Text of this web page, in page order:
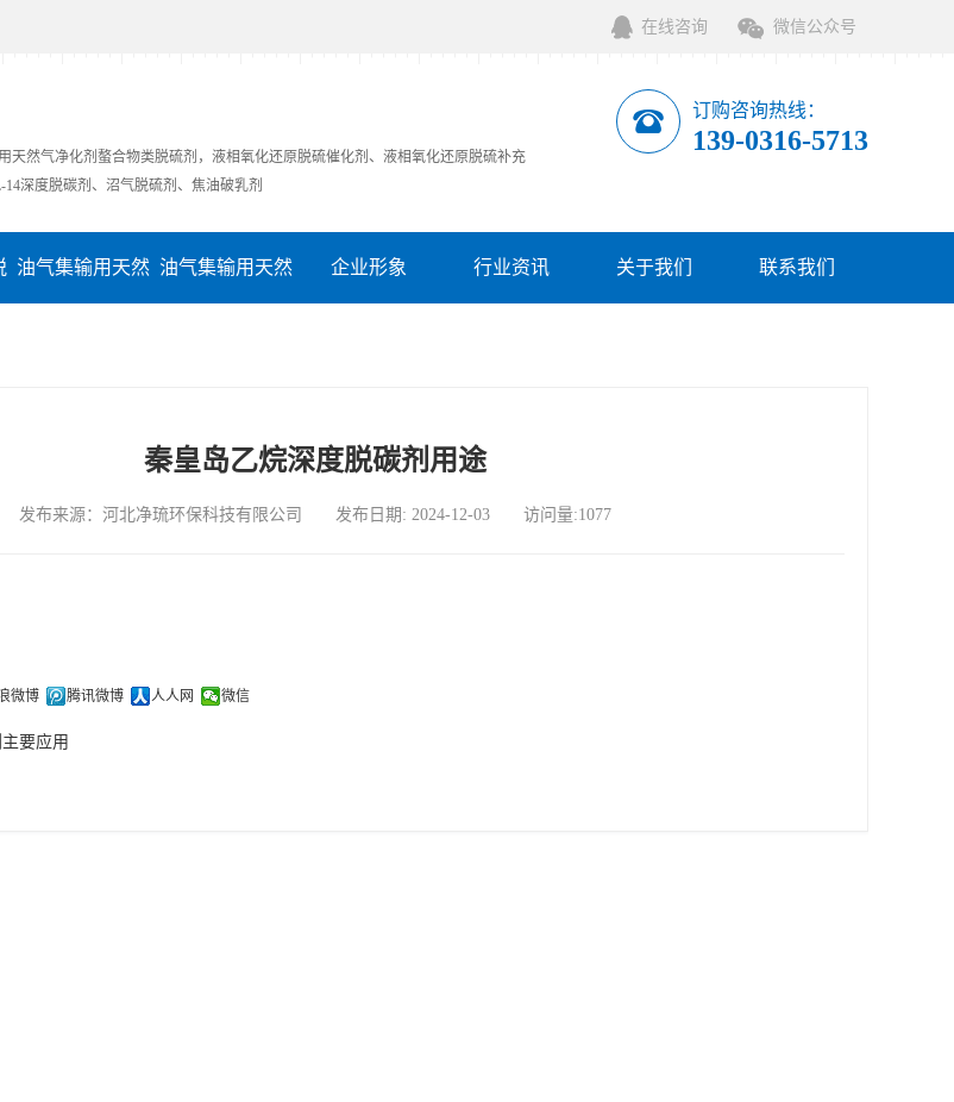
在线咨询 微信公众号
天然气净化剂螯合物类脱硫剂，液相氧化还原脱硫催化剂、液相氧化还原脱硫补充
深度脱碳剂、沼气脱硫剂、焦油破乳剂
订购咨询热线：
139-0316-5713
油气集输用天然 油气集输用天然 企业形象 行业资讯 关于我们 联系我们
秦皇岛乙烷深度脱碳剂用途
发布来源：河北净琉环保科技有限公司 发布日期: 2024-12-03 访问量:1077
微博 腾讯微博 人人网 微信
要应用